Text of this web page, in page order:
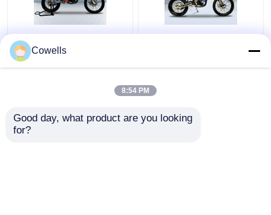
Kews CBS300 K16
Anschlag-Motocross-
Fahrräder des
mit Scheiben-Bremse
Kews Cbs300
4
Cowells
8:54 PM
Good day, what product are you looking
for?